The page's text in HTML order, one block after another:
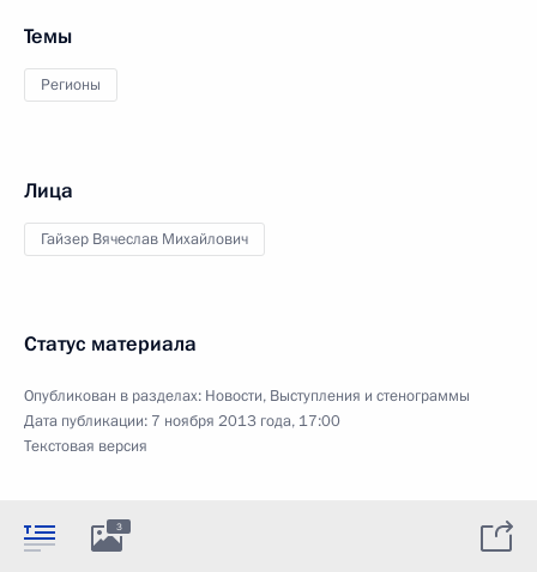
Темы
Регионы
Лица
Гайзер Вячеслав Михайлович
Статус материала
Опубликован в разделах: Новости, Выступления и стенограммы
Дата публикации: 7 ноября 2013 года, 17:00
Текстовая версия
3